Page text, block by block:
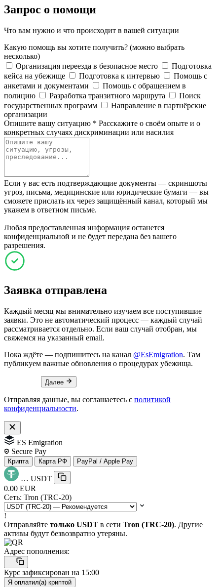
Запрос о помощи
Что вам нужно и что происходит в вашей ситуации
Какую помощь вы хотите получить? (можно выбрать
несколько)
Организация переезда в безопасное место
Подготовка
кейса на убежище
Подготовка к интервью
Помощь с
анкетами и документами
Помощь с обращением в
полицию
Разработка транзитного маршрута
Поиск
государственных программ
Направление в партнёрские
организации
Опишите вашу ситуацию * Расскажите о своём опыте и о
конкретных случаях дискриминации или насилия
Если у вас есть подтверждающие документы — скриншоты
угроз, письма, медицинские или юридические бумаги — вы
сможете прислать их через защищённый канал, который мы
укажем в ответном письме.
Любая предоставленная информация останется
конфиденциальной и не будет передана без вашего
разрешения.
Заявка отправлена
Каждый месяц мы внимательно изучаем все поступившие
заявки. Это не автоматический процесс — каждый случай
рассматривается отдельно. Если ваш случай отобран, мы
свяжемся на указанный email.
Пока ждёте — подпишитесь на канал @EsEmigration. Там
публикуем важные обновления о процедурах убежища.
Далее
Отправляя данные, вы соглашаетесь с политикой
конфиденциальности.
ES Emigration
Secure Pay
Крипта Карта РФ PayPal / Apple Pay
… USDT
0.00 EUR
Сеть: Tron (TRC-20)
!
Отправляйте только USDT в сети Tron (TRC-20). Другие
активы будут безвозвратно утеряны.
Адрес пополнения:
…
Курс зафиксирован на 15:00
Я оплатил(а) криптой